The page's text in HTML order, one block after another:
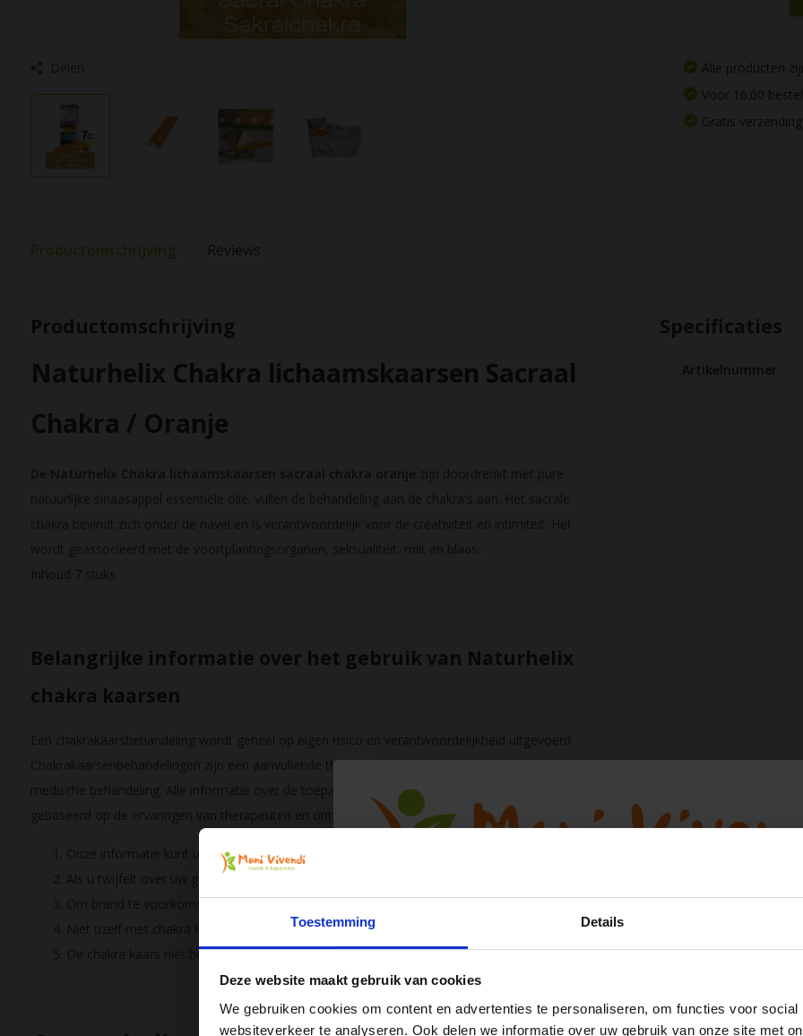
Toestemming Details
Deze website maakt gebruik van cookies
We gebruiken cookies om content en advertenties te personaliseren, om functies voor
websiteverkeer te analyseren. Ook delen we informatie over uw gebruik van onze site met
Alle producten
Voor 16:00
Gratis
Productomschrijving Reviews
Productomschrijving
Naturhelix Chakra lichaamskaarsen Sacraal
Chakra / Oranje
Belangrijke informatie over het gebruik van Naturhelix
chakra kaarsen
Chakrakaarsenbehandelingen zijn een aanvullende therapie en geen vervanging voor professioneel
medische behandeling. Alle informatie over de toepassing en de gevolgen van chakrakaarsen zijn
gebaseerd op de ervaringen van therapeuten en ontvangers.
Onze informatie kunt u niet als een medisch advies beschouwen.
Als u twijfelt over uw gezondheid raadpleeg dan uw arts, therapeut of apotheker.
Om brand te voorkomen houd de algemene regels voor brandveiligheid in acht.
Niet uzelf met chakra kaarsen behandelen!
De chakra kaars niet beneden de markeringslijn gebruiken!
Specificaties
Artikelnummer
bestelling!